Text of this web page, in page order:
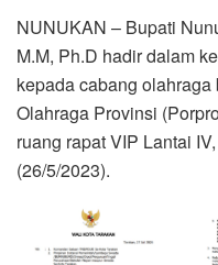
NUNUKAN – Bupati
M.M, Ph.D hadir dalam
kepada cabang
Olahraga Provinsi
ruang rapat VIP Lantai
(26/5/2023).